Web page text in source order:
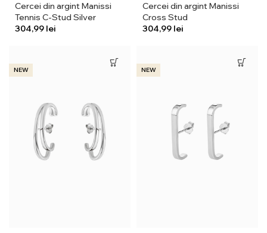
Cercei din argint Manissi
Tennis C-Stud Silver
lei
Cercei din argint Manissi
Cross Stud
lei
NEW NEW